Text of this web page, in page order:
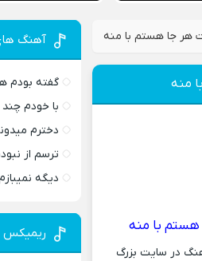
جا هستم با منه
منه
با منه
در سایت بزرگ
آهنگ
گفته بودم
با خودم
دخترم
ترسم از
دیگه
ریمیکس